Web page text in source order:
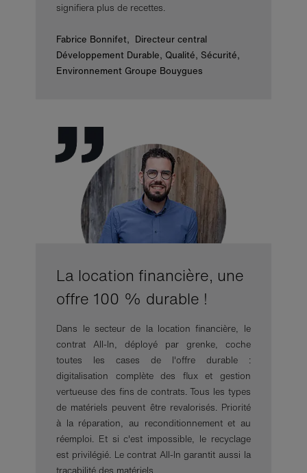
signifiera plus de recettes.
Fabrice Bonnifet, Directeur central
Développement Durable, Qualité, Sécurité,
Environnement Groupe Bouygues
La location financière, une
offre 100 % durable !
Dans le secteur de la location financière, le
contrat All-In, déployé par grenke, coche
toutes les cases de l'offre durable :
digitalisation complète des flux et gestion
vertueuse des fins de contrats. Tous les types
de matériels peuvent être revalorisés. Priorité
à la réparation, au reconditionnement et au
réemploi. Et si c'est impossible, le recyclage
est privilégié. Le contrat All-In garantit aussi la